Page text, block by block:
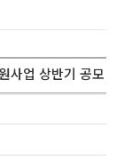
사업 상반기 공모